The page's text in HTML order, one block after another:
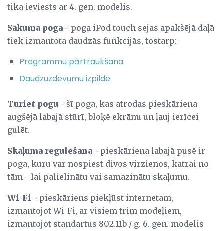
tika ieviests ar 4. gen. modelis.
Sākuma poga - poga iPod touch sejas apakšējā daļā
tiek izmantota daudzās funkcijās, tostarp:
Programmu pārtraukšana
Daudzuzdevumu izpilde
Turiet pogu - šī poga, kas atrodas pieskāriena
augšējā labajā stūrī, bloķē ekrānu un ļauj ierīcei
gulēt.
Skaļuma regulēšana - pieskāriena labajā pusē ir
poga, kuru var nospiest divos virzienos, katrai no
tām - lai palielinātu vai samazinātu skaļumu.
Wi-Fi - pieskāriens piekļūst internetam,
izmantojot Wi-Fi, ar visiem trim modeļiem,
izmantojot standartus 802.11b / g. 6. gen. modelis